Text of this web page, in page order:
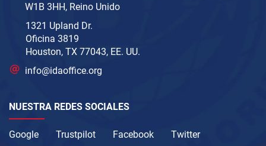
W1B 3HH, Reino Unido
1321 Upland Dr.
Oficina 3819
Houston, TX 77043, EE. UU.
info@idaoffice.org
NUESTRA REDES SOCIALES
Google Trustpilot Facebook
Twitter